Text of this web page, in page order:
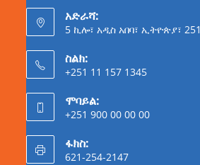
አድራሻ:
5 ኪሎ፣ አዲስ አበባ፣ ኢትዮጵያ፣ 251
ስልክ:
+251 11 157 1345
ሞባይል:
+251 900 00 00 00
ፋክስ:
621-254-2147